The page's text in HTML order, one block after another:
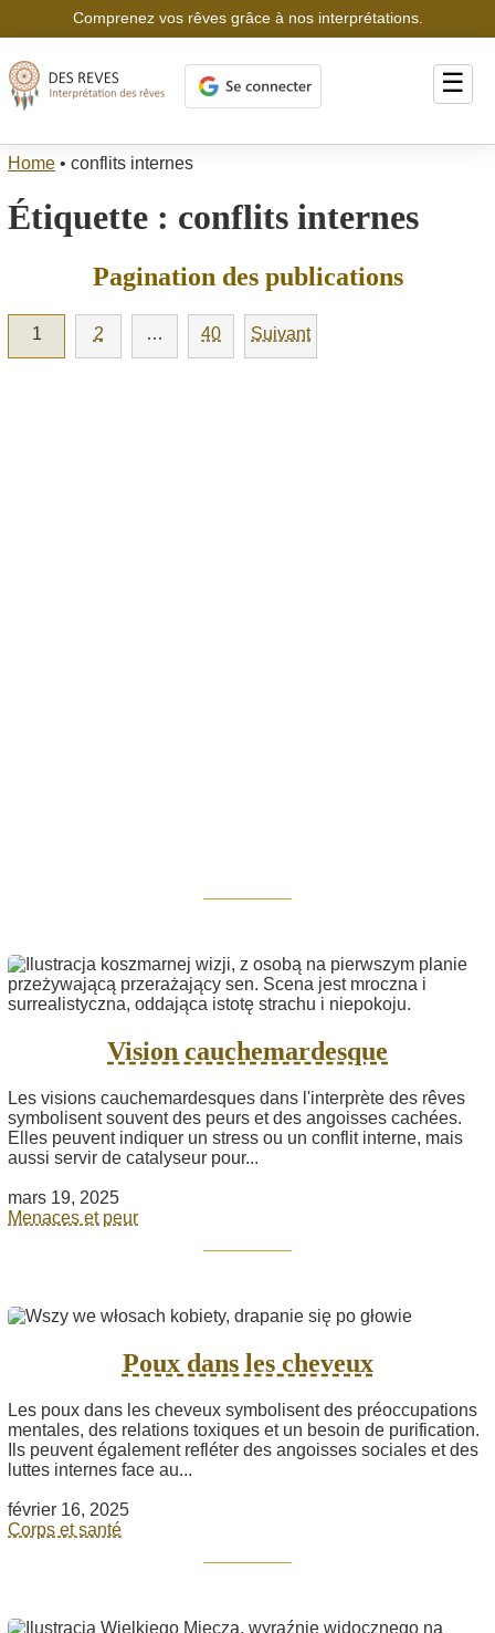
Comprenez vos rêves grâce à nos interprétations.
☰
Home • conflits internes
Étiquette : conflits internes
Pagination des publications
1 2 … 40 Suivant
Vision cauchemardesque
Les visions cauchemardesques dans l'interprète des rêves
symbolisent souvent des peurs et des angoisses cachées.
Elles peuvent indiquer un stress ou un conflit interne, mais
aussi servir de catalyseur pour...
mars 19, 2025
Menaces et peur
Poux dans les cheveux
Les poux dans les cheveux symbolisent des préoccupations
mentales, des relations toxiques et un besoin de purification.
Ils peuvent également refléter des angoisses sociales et des
luttes internes face au...
février 16, 2025
Corps et santé